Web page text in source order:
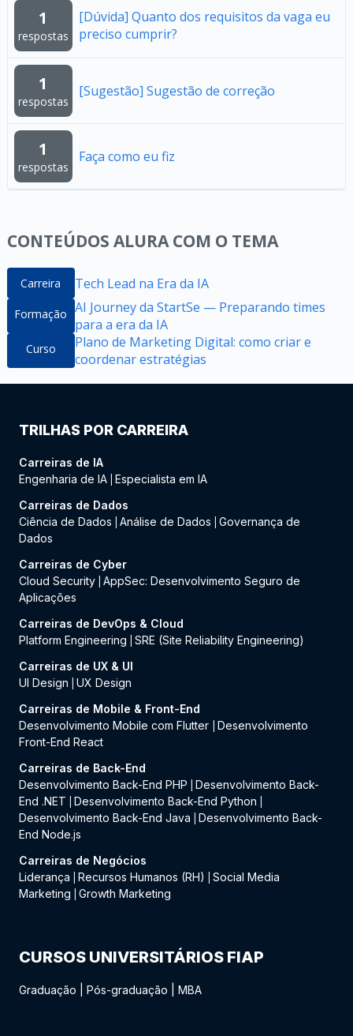
1
respostas
[Dúvida] Quanto dos requisitos da vaga eu
preciso cumprir?
1
respostas
[Sugestão] Sugestão de correção
1
respostas
Faça como eu fiz
CONTEÚDOS ALURA COM O TEMA
Carreira Tech Lead na Era da IA
Formação AI Journey da StartSe — Preparando times
para a era da IA
Curso
Plano de Marketing Digital: como criar e
coordenar estratégias
TRILHAS POR CARREIRA
Carreiras de IA
Engenharia de IA Especialista em IA
Carreiras de Dados
Ciência de Dados
Análise de Dados
Governança de
Dados
Carreiras de Cyber
Cloud Security AppSec: Desenvolvimento Seguro de
Aplicações
Carreiras de DevOps & Cloud
Platform Engineering
SRE (Site Reliability Engineering)
Carreiras de UX & UI
UI Design
UX Design
Carreiras de Mobile & Front-End
Desenvolvimento Mobile com Flutter
Desenvolvimento
Front-End React
Carreiras de Back-End
Desenvolvimento Back-End PHP
Desenvolvimento Back-
End .NET
Desenvolvimento Back-End Python
Desenvolvimento Back-End Java
Desenvolvimento Back-
End Node.js
Carreiras de Negócios
Liderança
Recursos Humanos (RH)
Social Media
Marketing
Growth Marketing
CURSOS UNIVERSITÁRIOS FIAP
Graduação Pós-graduação MBA